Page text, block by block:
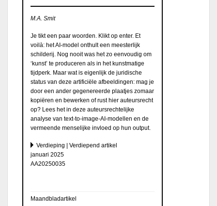
M.A. Smit
Je tikt een paar woorden. Klikt op enter. Et
voilà: het AI-model onthult een meesterlijk
schilderij. Nog nooit was het zo eenvoudig om
‘kunst’ te produceren als in het kunstmatige
tijdperk. Maar wat is eigenlijk de juridische
status van deze artificiële afbeeldingen: mag je
door een ander gegenereerde plaatjes zomaar
kopiëren en bewerken of rust hier auteursrecht
op? Lees het in deze auteursrechtelijke
analyse van text-to-image-AI-modellen en de
vermeende menselijke invloed op hun output.
Verdieping | Verdiepend artikel
januari 2025
AA20250035
Maandbladartikel